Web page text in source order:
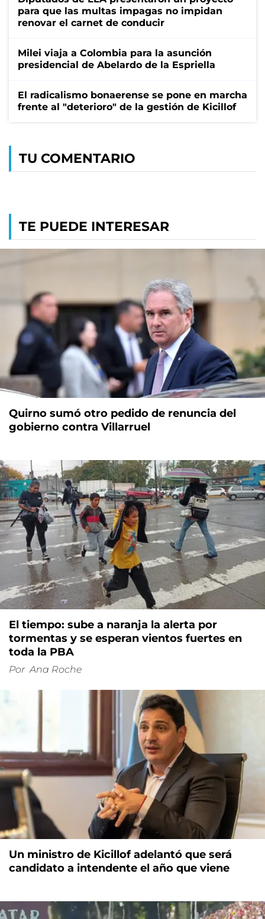
para que las multas impagas no impidan
renovar el carnet de conducir
Milei viaja a Colombia para la asunción
presidencial de Abelardo de la Espriella
El radicalismo bonaerense se pone en marcha
frente al "deterioro" de la gestión de Kicillof
TU COMENTARIO
TE PUEDE INTERESAR
Quirno sumó otro pedido de renuncia del
gobierno contra Villarruel
El tiempo: sube a naranja la alerta por
tormentas y se esperan vientos fuertes en
toda la PBA
Por Ana Roche
Un ministro de Kicillof adelantó que será
candidato a intendente el año que viene